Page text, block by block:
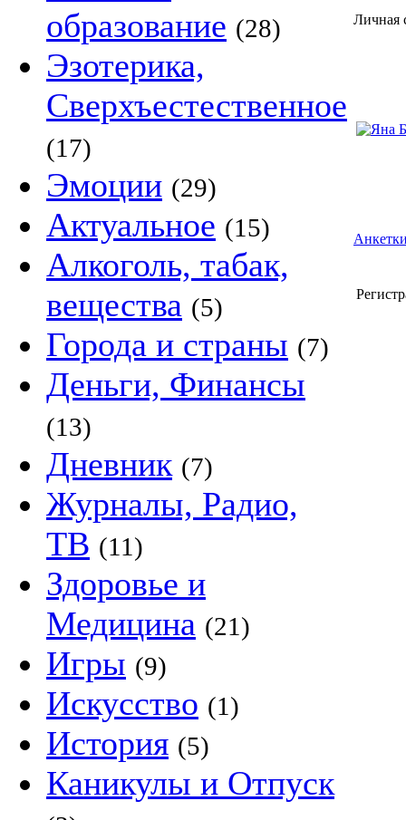
образование (28)
Эзотерика,
Сверхъестественное
(17)
Эмоции (29)
Актуальное (15)
Алкоголь, табак,
вещества (5)
Города и страны (7)
Деньги, Финансы
(13)
Дневник (7)
Журналы, Радио,
ТВ (11)
Здоровье и
Медицина (21)
Игры (9)
Искусство (1)
История (5)
Каникулы и Отпуск
Личная